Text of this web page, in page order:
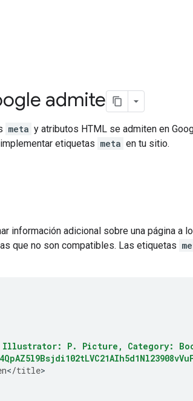
admite
meta y atributos HTML se admiten en
etiquetas meta en tu sitio.
información adicional sobre una página a
que no son compatibles. Las etiquetas
P. Picture, Category:
</title